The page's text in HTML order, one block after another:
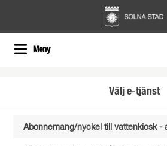
Meny
Välj e-tjänst
Abonnemang/nyckel till vattenkiosk -